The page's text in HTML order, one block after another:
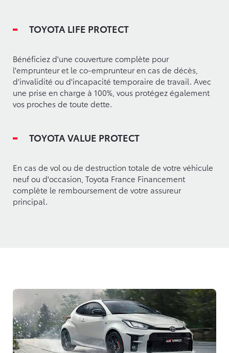
TOYOTA LIFE PROTECT
Bénéficiez d'une couverture complète pour
l'emprunteur et le co-emprunteur en cas de décès,
d'invalidité ou d'incapacité temporaire de travail. Avec
une prise en charge à 100%, vous protégez également
vos proches de toute dette.
TOYOTA VALUE PROTECT
En cas de vol ou de destruction totale de votre véhicule
neuf ou d'occasion, Toyota France Financement
complète le remboursement de votre assureur
principal.